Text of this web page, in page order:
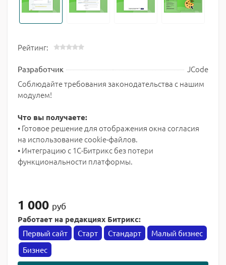
Рейтинг:
Разработчик
JCode
Соблюдайте требования законодательства с нашим
модулем!
Что вы получаете:
• Готовое решение для отображения окна согласия
на использование cookie-файлов.
• Интеграцию с 1С-Битрикс без потери
функциональности платформы.
1 000 руб
Работает на редакциях Битрикс:
Первый сайт Старт Стандарт
Малый бизнес
Бизнес